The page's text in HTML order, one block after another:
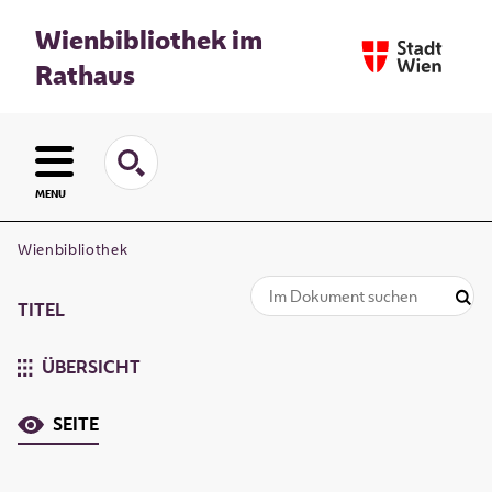
Wienbibliothek im
Rathaus
MENU
Wienbibliothek
TITEL
ÜBERSICHT
SEITE